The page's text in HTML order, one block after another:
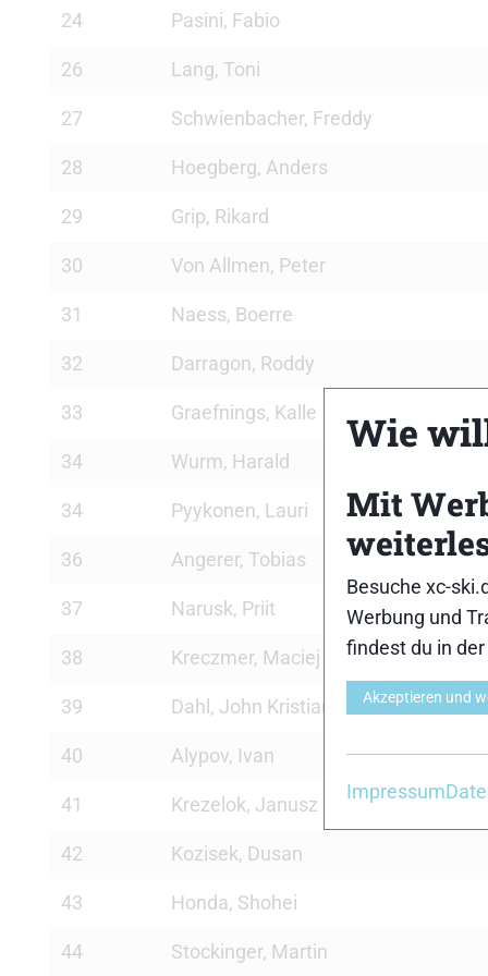
24 Pasini, Fabio
26 Lang, Toni
27 Schwienbacher, Freddy
28 Hoegberg, Anders
29 Grip, Rikard
30 Von Allmen, Peter
31 Naess, Boerre
32 Darragon, Roddy
33 Graefnings, Kalle
34 Wurm, Harald
34 Pyykonen, Lauri
36 Angerer, Tobias
37 Narusk, Priit
38 Kreczmer, Maciej
39 Dahl, John Kristian
40 Alypov, Ivan
41 Krezelok, Janusz
42 Kozisek, Dusan
43 Honda, Shohei
44 Stockinger, Martin
Wie
Mit
Besuche xc-
Werbung und
findest du in der
Akzeptieren und
Impressum